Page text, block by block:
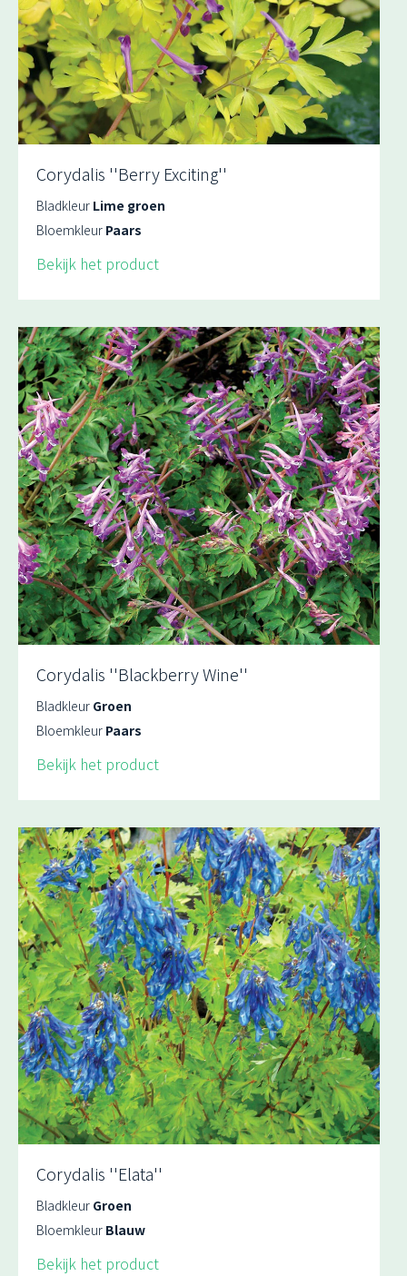
Corydalis ''Berry Exciting''
Bladkleur Lime groen
Bloemkleur Paars
Bekijk het product
Corydalis ''Blackberry Wine''
Bladkleur Groen
Bloemkleur Paars
Bekijk het product
Corydalis ''Elata''
Bladkleur Groen
Bloemkleur Blauw
Bekijk het product